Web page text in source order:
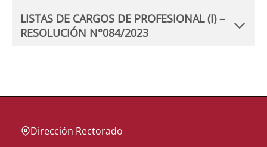
LISTAS DE CARGOS DE PROFESIONAL (I) –
RESOLUCIÓN N°084/2023
Dirección Rectorado